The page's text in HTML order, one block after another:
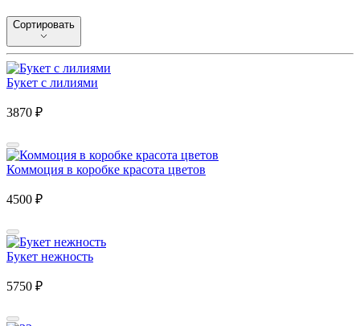
Сортировать
Букет с лилиями
3870 ₽
Коммоция в коробке красота цветов
4500 ₽
Букет нежность
5750 ₽